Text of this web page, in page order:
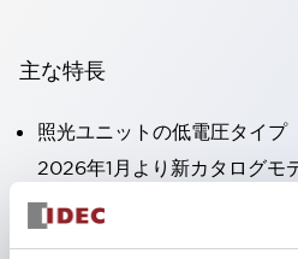
主な特長
照光ユニットの低電圧タイ
2026年1月より新カタログモ
予定